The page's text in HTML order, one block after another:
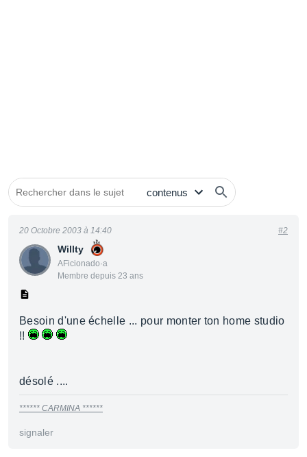
Willty
AFicionado·a
Membre depuis 23 ans
20 Octobre 2003 à 14:40 #2
Besoin d'une échelle ... pour monter ton home studio
!!
désolé ....
****** CARMINA ******
signaler